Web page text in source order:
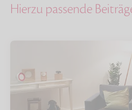
Hierzu passende